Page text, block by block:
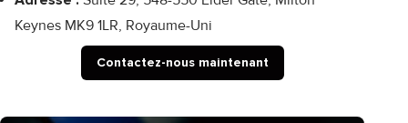
Keynes MK9 1LR, Royaume-Uni
Contactez-nous maintenant